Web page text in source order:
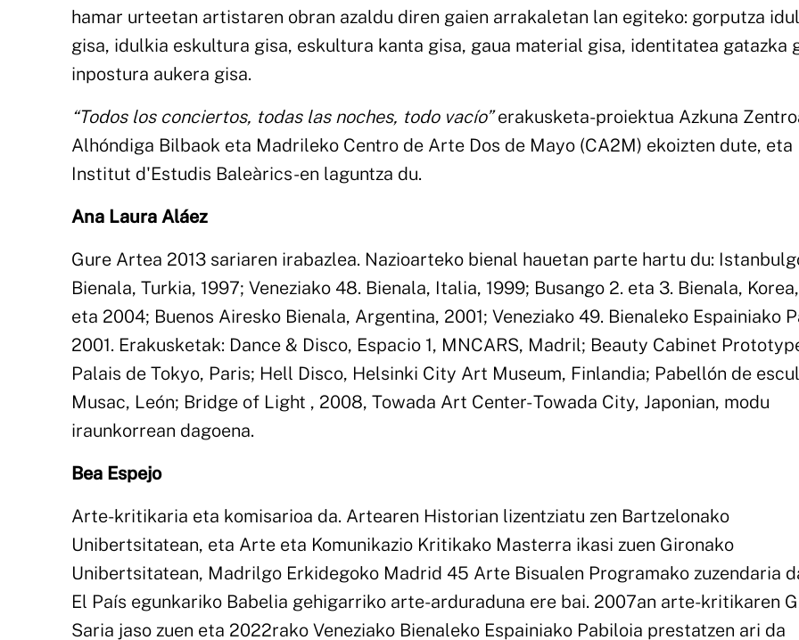
hamar urteetan artistaren obran azaldu diren gaien arrakaletan lan egiteko: gorputza
gisa, idulkia eskultura gisa, eskultura kanta gisa, gaua material gisa, identitatea gatazka
inpostura aukera gisa.
“Todos los conciertos, todas las noches, todo vacío”erakusketa-proiektua Azkuna
Alhóndiga Bilbaok eta Madrileko Centro de Arte Dos de Mayo (CA2M) ekoizten dute, eta
Institut d'Estudis Baleàrics-en laguntza du.
Ana Laura Aláez
Gure Artea 2013 sariaren irabazlea. Nazioarteko bienal hauetan parte hartu du:
Bienala, Turkia, 1997; Veneziako 48. Bienala, Italia, 1999; Busango 2. eta 3. Bienala,
eta 2004; Buenos Airesko Bienala, Argentina, 2001; Veneziako 49. Bienaleko Espainiako
2001. Erakusketak: Dance & Disco, Espacio 1, MNCARS, Madril; Beauty Cabinet
Palais de Tokyo, Paris; Hell Disco, Helsinki City Art Museum, Finlandia; Pabellón de
Musac, León; Bridge of Light , 2008, Towada Art Center- Towada City, Japonian, modu
iraunkorrean dagoena.
Bea Espejo
Arte-kritikaria eta komisarioa da. Artearen Historian lizentziatu zen Bartzelonako
Unibertsitatean, eta Arte eta Komunikazio Kritikako Masterra ikasi zuen Gironako
Unibertsitatean, Madrilgo Erkidegoko Madrid 45 Arte Bisualen Programako zuzendaria
El País egunkariko Babelia gehigarriko arte-arduraduna ere bai. 2007an arte-kritikaren
Saria jaso zuen eta 2022rako Veneziako Bienaleko Espainiako Pabiloia prestatzen ari da